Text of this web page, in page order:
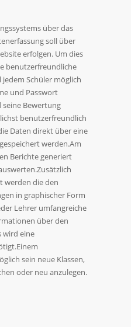
über das
soll über
erfolgen. Um dies
benutzerfreundliche
Schüler möglich
und Passwort
Bewertung
benutzerfreundlich
Daten direkt über eine
werden.Am
Berichte generiert
werden die den
in graphischer Form
Lehrer umfangreiche
über den
wird eine
sein neue Klassen,
oder neu anzulegen.